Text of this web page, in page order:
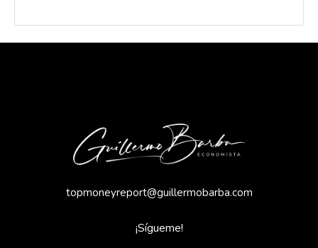
topmoneyreport@guillermobarba.com
¡Sígueme!